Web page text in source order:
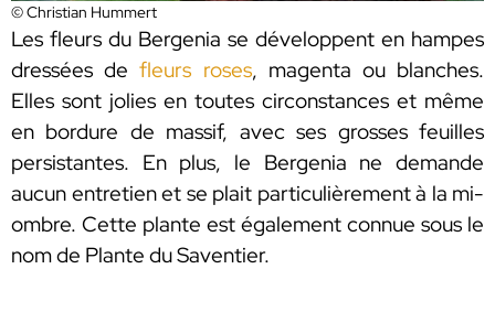
© Christian Hummert
Les fleurs du Bergenia se développent en hampes
dressées defleurs roses, magenta ou blanches.
Elles sont jolies en toutes circonstances et même
en bordure de massif, avec ses grosses feuilles
persistantes. En plus, le Bergenia ne demande
aucun entretien et se plait particulièrement à la mi-
ombre. Cette plante est également connue sous le
nom de Plante du Saventier.